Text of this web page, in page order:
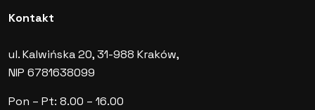
Kontakt
ul. Kalwińska 20, 31-988 Kraków,
NIP 6781638099
Pon – Pt: 8.00 – 16.00